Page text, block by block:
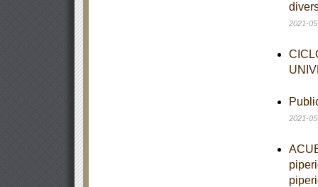
2021-
2021-